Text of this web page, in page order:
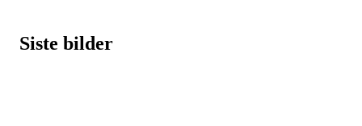
Siste bilder